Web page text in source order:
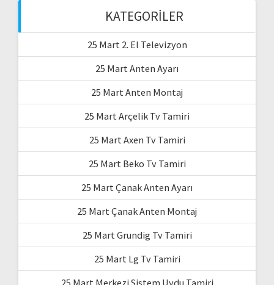
KATEGORILER
25 Mart 2. El Televizyon
25 Mart Anten Ayarı
25 Mart Anten Montaj
25 Mart Arçelik Tv Tamiri
25 Mart Axen Tv Tamiri
25 Mart Beko Tv Tamiri
25 Mart Çanak Anten Ayarı
25 Mart Çanak Anten Montaj
25 Mart Grundig Tv Tamiri
25 Mart Lg Tv Tamiri